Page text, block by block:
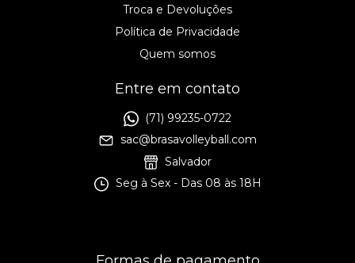
Troca e Devoluções
Política de Privacidade
Quem somos
Entre em contato
(71) 99235-0722
sac@brasavolleyball.com
Salvador
Seg à Sex - Das 08 às 18H